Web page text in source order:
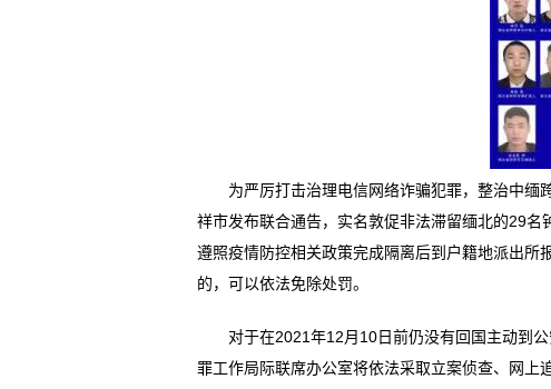
为严厉打击治理电信网络诈骗犯罪，整治中缅
祥市发布联合通告，实名敦促非法滞留缅北的29名
遵照疫情防控相关政策完成隔离后到户籍地派出所
的，可以依法免除处罚。
对于在2021年12月10日前仍没有回国主动到公
罪工作局际联席办公室将依法采取立案侦查、网上